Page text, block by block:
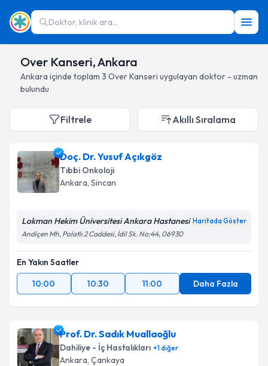
Doktor, klinik ara...
Over Kanseri, Ankara
Ankara içinde toplam 3 Over Kanseri uygulayan doktor - uzman
bulundu
Filtrele Akıllı Sıralama
Doç. Dr. Yusuf Açıkgöz
Tıbbi Onkoloji
Ankara, Sincan
Lokman Hekim Üniversitesi Ankara Hastanesi Haritada Göster
Andiçen Mh, Polatlı 2 Caddesi, İdil Sk. No:44, 06930
En Yakın Saatler
10:00
10:30 11:00 Daha Fazla
Prof. Dr. Sadık Muallaoğlu
Dahiliye - İç Hastalıkları +1diğer
Ankara, Çankaya